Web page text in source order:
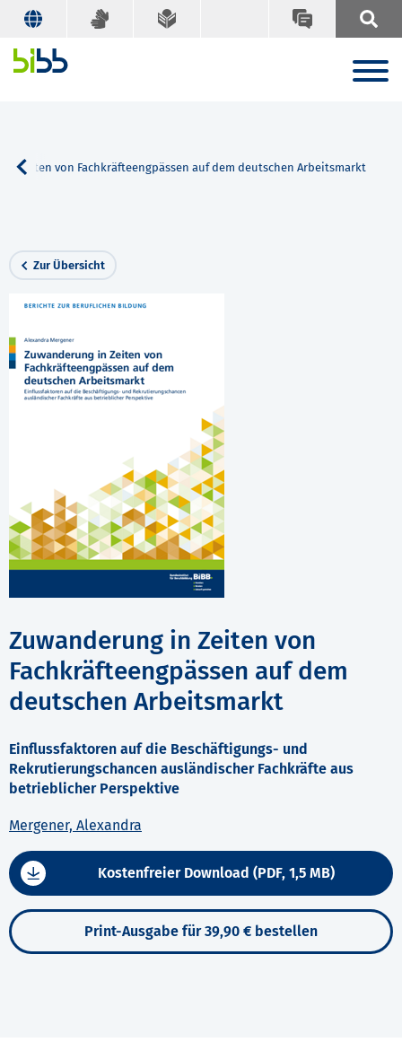
in Zeiten von Fachkräfteengpässen auf dem deutschen Arbeitsmarkt
Zur Übersicht
Zuwanderung in Zeiten von
Fachkräfteengpässen auf dem
deutschen Arbeitsmarkt
Einflussfaktoren auf die Beschäftigungs- und
Rekrutierungschancen ausländischer Fachkräfte aus
betrieblicher Perspektive
Mergener, Alexandra
Kostenfreier Download (PDF, 1,5 MB)
Print-Ausgabe für 39,90 € bestellen